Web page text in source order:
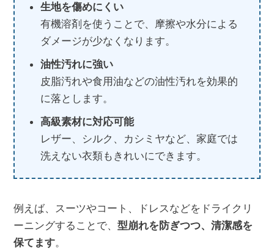
生地を傷めにくい
有機溶剤を使うことで、摩擦や水分による
ダメージが少なくなります。
油性汚れに強い
皮脂汚れや食用油などの油性汚れを効果的
に落とします。
高級素材に対応可能
レザー、シルク、カシミヤなど、家庭では
洗えない衣類もきれいにできます。
例えば、スーツやコート、ドレスなどをドライクリ
ーニングすることで、型崩れを防ぎつつ、清潔感を
保てます。